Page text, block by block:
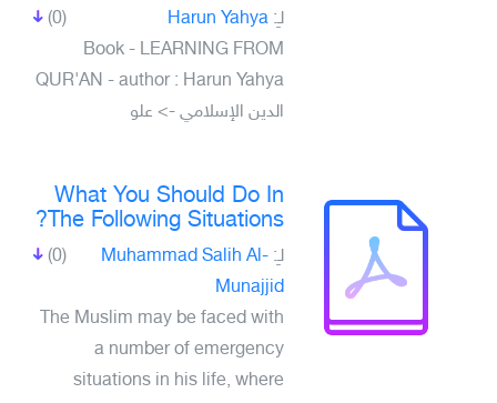
(0) لـِ: Harun Yahya
Book - LEARNING FROM
QUR'AN - author : Harun Yahya
الدين الإسلامي -> علو
What You Should Do In
The Following Situations?
(0) لـِ: Muhammad Salih Al-
Munajjid
The Muslim may be faced with
a number of emergency
situations in his life, where